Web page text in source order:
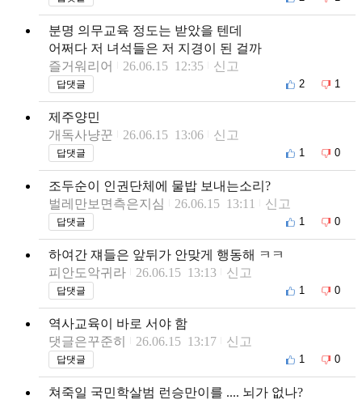
분명 의무교육 정도는 받았을 텐데
어쩌다 저 녀석들은 저 지경이 된 걸까
즐거워리어
26.06.15 12:35 신고
답댓글 2 1
제주양민
개독사냥꾼
26.06.15 13:06 신고
답댓글 1 0
조두순이 인권단체에 물밥 보내는소리?
벌레만보면측은지심
26.06.15 13:11 신고
답댓글 1 0
하여간 쟤들은 앞뒤가 안맞게 행동해 ㅋㅋ
피안도악귀라
26.06.15 13:13 신고
답댓글 1 0
역사교육이 바로 서야 함
댓글은꾸준히
26.06.15 13:17 신고
답댓글 1 0
쳐죽일 국민학살범 런승만이를 .... 뇌가 없나?